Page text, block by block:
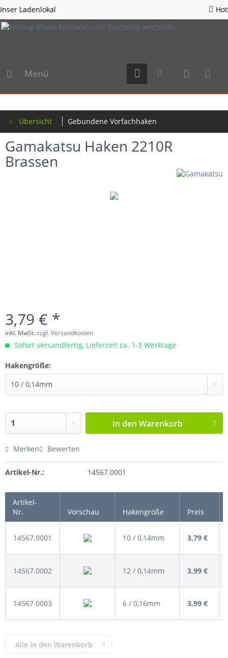
Hotline 05963 - 982823
Menü
Übersicht Gebundene Vorfachhaken
Gamakatsu Haken 2210R
Brassen
3,79 € *
inkl. MwSt.zzgl. Versandkosten
Sofort versandfertig, Lieferzeit ca. 1-3 Werktage
Hakengröße:
In den Warenkorb
Merken Bewerten
Artikel-Nr.: 14567.0001
Artikel-
Nr.
Vorschau Hakengröße Preis
14567.0001 10 / 0,14mm 3,79 €
14567.0002 12 / 0,14mm 3,99 €
14567.0003 6 / 0,16mm 3,99 €
Alle in den Warenkorb